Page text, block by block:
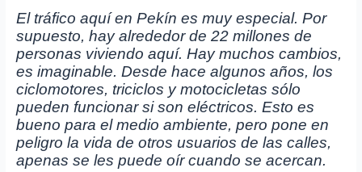
El tráfico aquí en Pekín es muy especial. Por
supuesto, hay alrededor de 22 millones de
personas viviendo aquí. Hay muchos cambios,
es imaginable. Desde hace algunos años, los
ciclomotores, triciclos y motocicletas sólo
pueden funcionar si son eléctricos. Esto es
bueno para el medio ambiente, pero pone en
peligro la vida de otros usuarios de las calles,
apenas se les puede oír cuando se acercan.